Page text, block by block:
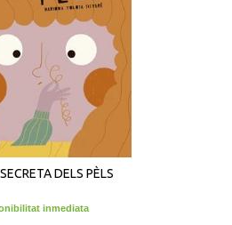
DELS PÈLS
inmediata